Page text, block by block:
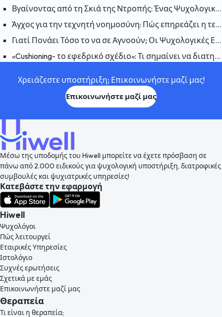
Βγαίνοντας από τη Σκιά της Ντροπής: Ένας Ψυχολογικός Οδηγός για να Συμφιλιωθείτε με τον Εαυτό σας
Άγχος για την τεχνητή νοημοσύνη: Πώς επηρεάζει η τεχνητή νοημοσύνη την ανθρώπινη ψυχολογία;
Γιατί Πονάει Τόσο το να σε Αγνοούν; Οι Ψυχολογικές Επιπτώσεις της Αδιαφορίας
«Cushioning- το εφεδρικό σχέδιο»: Τι σημαίνει να διατηρείται ένα εφεδρικό σχέδιο σε μια σχέση και γιατί συμβαίνει;
Χρειάζεστε υποστήριξη; Επικοινωνήστε μαζί μας!
Επικοινωνήστε μαζί μας
Μέσω της υποδομής του Hiwell μπορείτε να έχετε πρόσβαση σε
πάνω από 2.000 ειδικούς για ψυχολογική υποστήριξη, διατροφικές
συμβουλές και ψυχιατρικές υπηρεσίες!
Κατεβάστε την εφαρμογή
Hiwell
Ψυχολόγοι
Πώς λειτουργεί
Εταιρικές Υπηρεσίες
Ιστολόγιο
Συχνές ερωτήσεις
Σχετικά με εμάς
Επικοινωνήστε μαζί μας
Θεραπεία
Τι είναι η θεραπεία;